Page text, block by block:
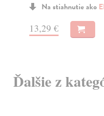
7,95 €
Ďalšie z